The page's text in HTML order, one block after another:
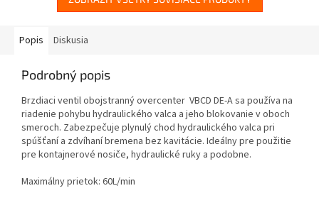
Popis Diskusia
Podrobný popis
Brzdiaci ventil obojstranný overcenter VBCD DE-A sa používa na
riadenie pohybu hydraulického valca a jeho blokovanie v oboch
smeroch. Zabezpečuje plynulý chod hydraulického valca pri
spúšťaní a zdvíhaní bremena bez kavitácie. Ideálny pre použitie
pre kontajnerové nosiče, hydraulické ruky a podobne.
Maximálny prietok: 60L/min